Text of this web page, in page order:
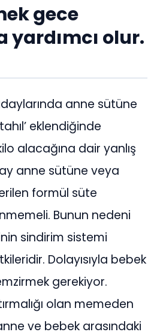
gece
yardımcı olur.
anne sütüne
eklendiğinde
alacağına dair yanlış
anne sütüne veya
formül süte
Bunun nedeni
sindirim sistemi
Dolayısıyla bebek
gerekiyor.
olan memeden
ve bebek arasındaki